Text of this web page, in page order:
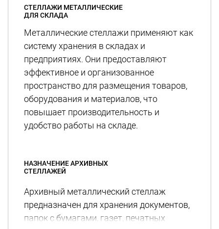
СТЕЛЛАЖИ МЕТАЛЛИЧЕСКИЕ
ДЛЯ СКЛАДА
Металлические стеллажи применяют как
систему хранения в складах и
предприятиях. Они предоставляют
эффективное и организованное
пространство для размещения товаров,
оборудования и материалов, что
повышает производительность и
удобство работы на складе.
НАЗНАЧЕНИЕ АРХИВНЫХ
СТЕЛЛАЖЕЙ
Архивный металлический стеллаж
предназначен для хранения документов,
папок с бумагами, газет, печатных